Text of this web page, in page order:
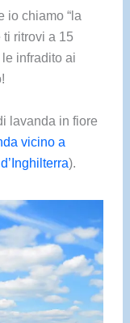
io chiamo “la
ritrovi a 15
infradito ai
lavanda in fiore
vicino a
).